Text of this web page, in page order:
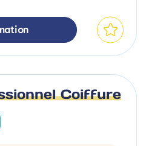
Coiffure